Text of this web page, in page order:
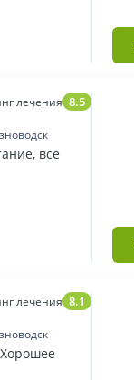
лечения 8.5
все
лечения 8.1